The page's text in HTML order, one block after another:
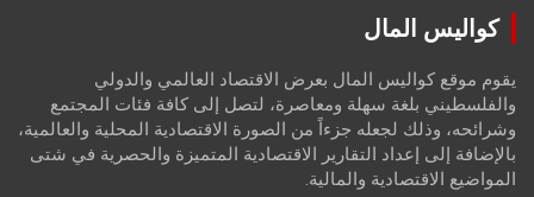
r
كواليس المال
يقوم موقع كواليس المال بعرض الاقتصاد العالمي والدولي
والفلسطيني بلغة سهلة ومعاصرة، لتصل إلى كافة فئات المجتمع
وشرائحه، وذلك لجعله جزءاً من الصورة الاقتصادية المحلية والعالمية،
بالإضافة إلى إعداد التقارير الاقتصادية المتميزة والحصرية في شتى
المواضيع الاقتصادية والمالية.